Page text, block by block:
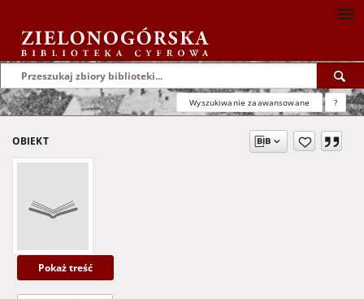
Wyszukiwanie zaawansowane ?
OBIEKT
Pokaż treść